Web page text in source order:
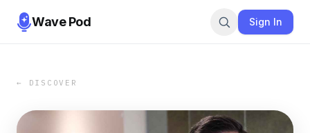
Wave Pod Sign In
← DISCOVER